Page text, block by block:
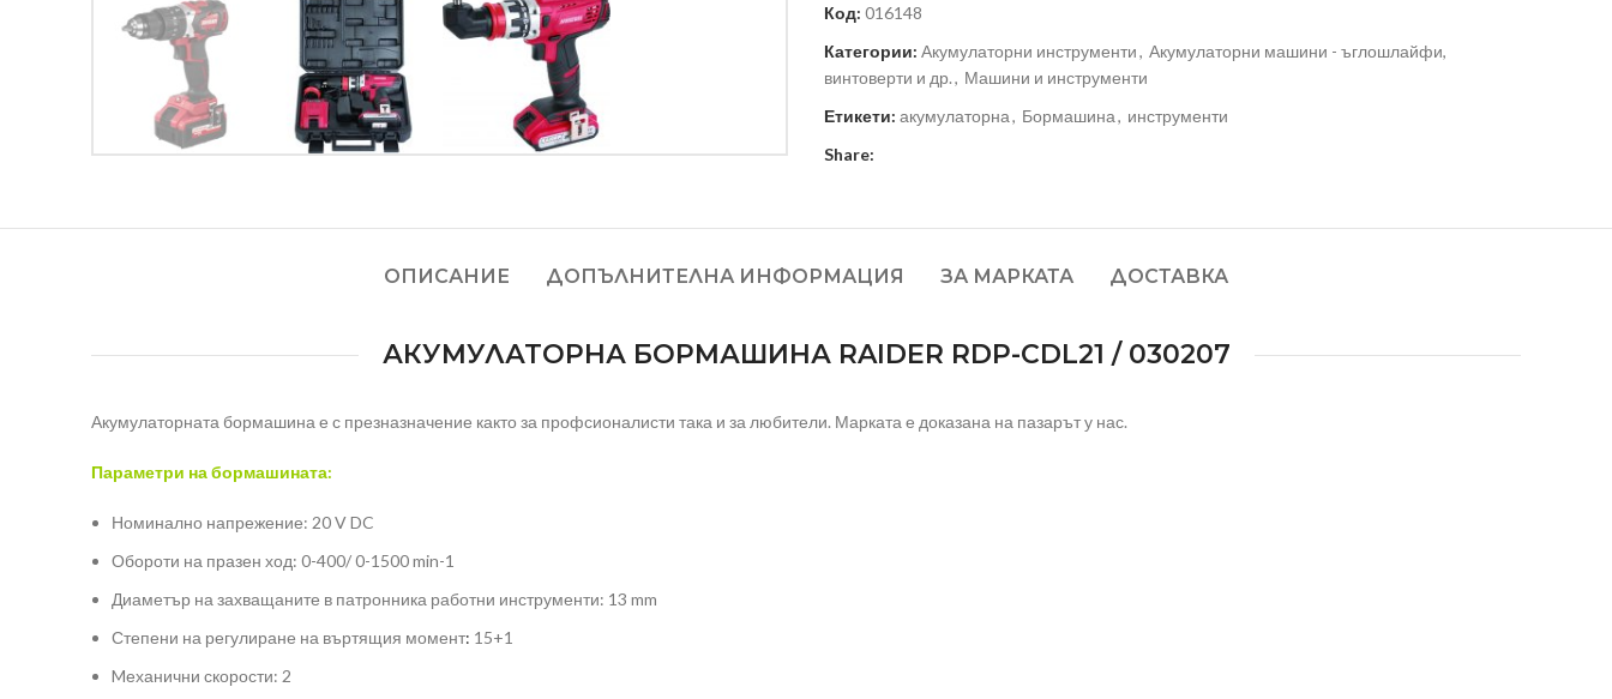
Код: 016148
Категории: Акумулаторни инструменти, Акумулаторни машини - ъглошлайфи,
винтоверти и др., Машини и инструменти
Етикети: акумулаторна, Бормашина, инструменти
Share:
ОПИСАНИЕ ДОПЪЛНИТЕЛНА ИНФОРМАЦИЯ ЗА МАРКАТА ДОСТАВКА
АКУМУЛАТОРНА БОРМАШИНА RAIDER RDP-CDL21 / 030207
Акумулаторната бормашина е с презназначение както за профсионалисти така и за любители. Марката е доказана на пазарът у нас.
Параметри на бормашината:
Номинално напрежение: 20 V DC
Обороти на празен ход: 0-400/ 0-1500 min-1
Диаметър на захващаните в патронника работни инструменти: 13 mm
Степени на регулиране на въртящия момент: 15+1
Mеханични скорости: 2